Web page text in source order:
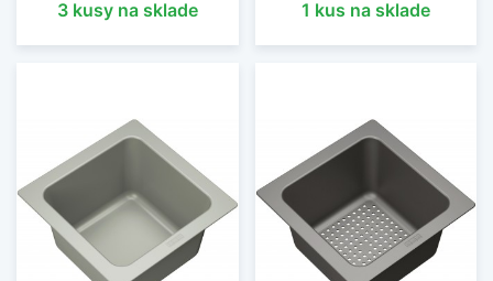
3 kusy na sklade 1 kus na sklade